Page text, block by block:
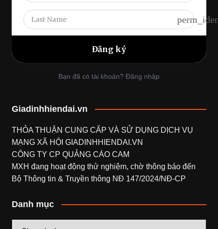
Bạn đã có tài khoản? Đăng nhập
Giadinhhiendai.vn
THỎA THUẬN CUNG CẤP VÀ SỬ DỤNG DỊCH VỤ
MẠNG XÃ HỘI GIADINHHIENDAI.VN
CÔNG TY CP QUẢNG CÁO CAM
MXH đang hoạt động thử nghiệm, chờ thông báo đến
Bộ Thông tin & Truyền thông NĐ 147/2024/NĐ-CP
Danh mục